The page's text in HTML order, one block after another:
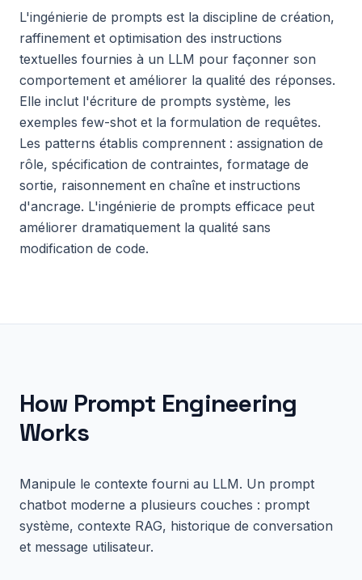
L'ingénierie de prompts est la discipline de création,
raffinement et optimisation des instructions
textuelles fournies à un LLM pour façonner son
comportement et améliorer la qualité des réponses.
Elle inclut l'écriture de prompts système, les
exemples few-shot et la formulation de requêtes.
Les patterns établis comprennent : assignation de
rôle, spécification de contraintes, formatage de
sortie, raisonnement en chaîne et instructions
d'ancrage. L'ingénierie de prompts efficace peut
améliorer dramatiquement la qualité sans
modification de code.
How Prompt Engineering
Works
Manipule le contexte fourni au LLM. Un prompt
chatbot moderne a plusieurs couches : prompt
système, contexte RAG, historique de conversation
et message utilisateur.